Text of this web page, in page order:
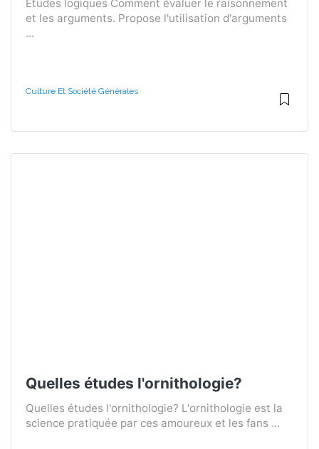
Études logiques Comment évaluer le raisonnement
et les arguments. Propose l'utilisation d'arguments
...
Culture Et Société Générales
Quelles études l'ornithologie?
Quelles études l'ornithologie? L'ornithologie est la
science pratiquée par ces amoureux et les fans ...